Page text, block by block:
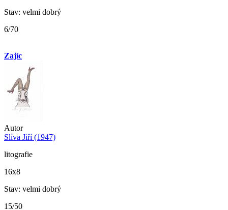
Stav: velmi dobrý
6/70
Zajíc
Autor
Slíva Jiří (1947)
litografie
16x8
Stav: velmi dobrý
15/50